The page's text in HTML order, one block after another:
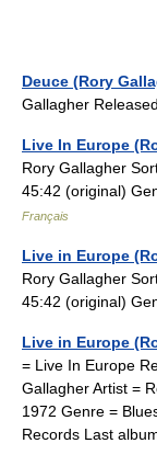
Deuce (Rory
Gallagher
Live In Europe
Rory Gallagher
45:42 (original)
Français
Live in Europe
Rory Gallagher
45:42 (original)
Live in Europe
= Live In Europe
Gallagher Artist =
1972 Genre =
Records Last